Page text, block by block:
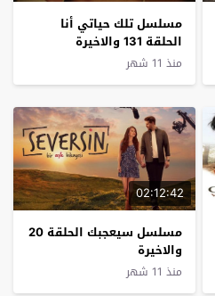
مسلسل تلك حياتي أنا
الحلقة 131 والاخيرة
منذ 11 شهر
02:12:42
مسلسل سيعجبك الحلقة 20
والاخيرة
منذ 11 شهر